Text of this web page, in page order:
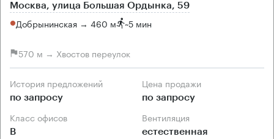
Москва, улица Большая Ордынка, 59
Добрынинская → 460 м ~5 мин
570 м → Хвостов переулок
История предложений
по запросу
Цена продажи
по запросу
Класс офисов
B
Вентиляция
естественная